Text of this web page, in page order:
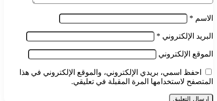
الاسم *
البريد الإلكتروني *
الموقع الإلكتروني
احفظ اسمي، بريدي الإلكتروني، والموقع الإلكتروني في هذا
المتصفح لاستخدامها المرة المقبلة في تعليقي.